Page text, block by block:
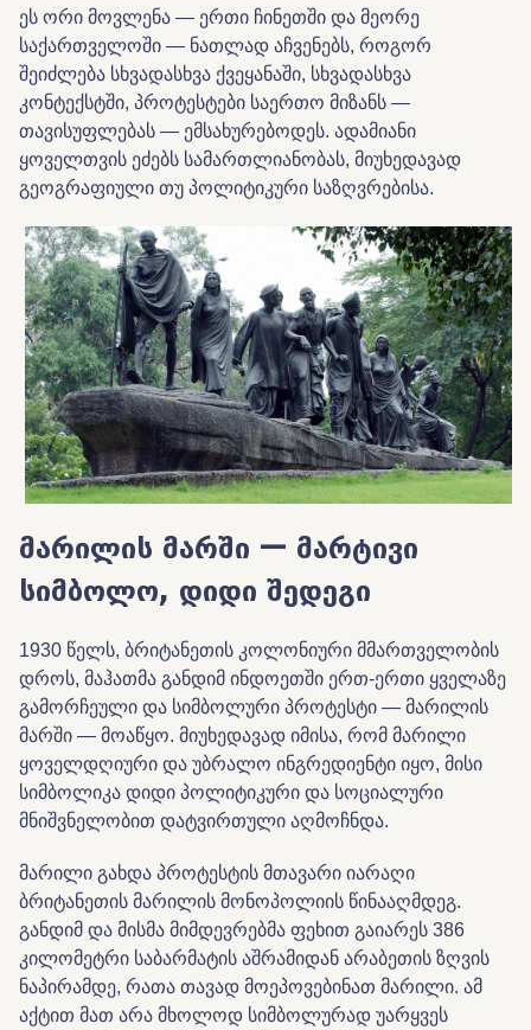
ეს ორი მოვლენა — ერთი ჩინეთში და მეორე
საქართველოში — ნათლად აჩვენებს, როგორ
შეიძლება სხვადასხვა ქვეყანაში, სხვადასხვა
კონტექსტში, პროტესტები საერთო მიზანს —
თავისუფლებას — ემსახურებოდეს. ადამიანი
ყოველთვის ეძებს სამართლიანობას, მიუხედავად
გეოგრაფიული თუ პოლიტიკური საზღვრებისა.
მარილის მარში — მარტივი
სიმბოლო, დიდი შედეგი
1930 წელს, ბრიტანეთის კოლონიური მმართველობის
დროს, მაჰათმა განდიმ ინდოეთში ერთ-ერთი ყველაზე
გამორჩეული და სიმბოლური პროტესტი — მარილის
მარში — მოაწყო. მიუხედავად იმისა, რომ მარილი
ყოველდღიური და უბრალო ინგრედიენტი იყო, მისი
სიმბოლიკა დიდი პოლიტიკური და სოციალური
მნიშვნელობით დატვირთული აღმოჩნდა.
მარილი გახდა პროტესტის მთავარი იარაღი
ბრიტანეთის მარილის მონოპოლიის წინააღმდეგ.
განდიმ და მისმა მიმდევრებმა ფეხით გაიარეს 386
კილომეტრი საბარმატის აშრამიდან არაბეთის ზღვის
ნაპირამდე, რათა თავად მოეპოვებინათ მარილი. ამ
აქტით მათ არა მხოლოდ სიმბოლურად უარყვეს